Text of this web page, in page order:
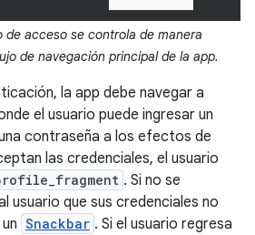
acceso se controla de manera
de navegación principal de la app.
la app debe navegar a
el usuario puede ingresar un
contraseña a los efectos de
las credenciales, el usuario
. Si no se
usuario que sus credenciales no
Snackbar . Si el usuario regresa